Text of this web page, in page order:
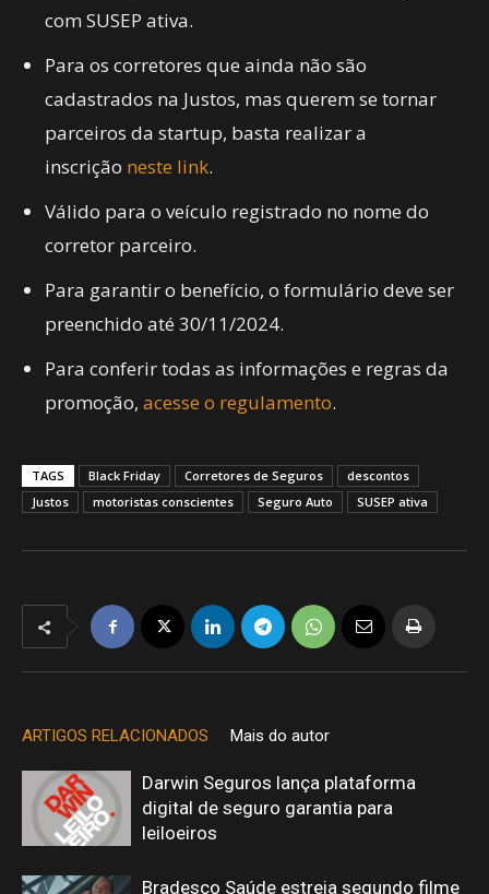
com SUSEP ativa.
Para os corretores que ainda não são
cadastrados na Justos, mas querem se tornar
parceiros da startup, basta realizar a
inscrição neste link.
Válido para o veículo registrado no nome do
corretor parceiro.
Para garantir o benefício, o formulário deve ser
preenchido até 30/11/2024.
Para conferir todas as informações e regras da
promoção, acesse o regulamento.
TAGS Black Friday Corretores de Seguros
descontos
Justos
motoristas conscientes Seguro Auto SUSEP ativa
ARTIGOS RELACIONADOS Mais do autor
Darwin Seguros lança plataforma
digital de seguro garantia para
leiloeiros
Bradesco Saúde estreia segundo filme